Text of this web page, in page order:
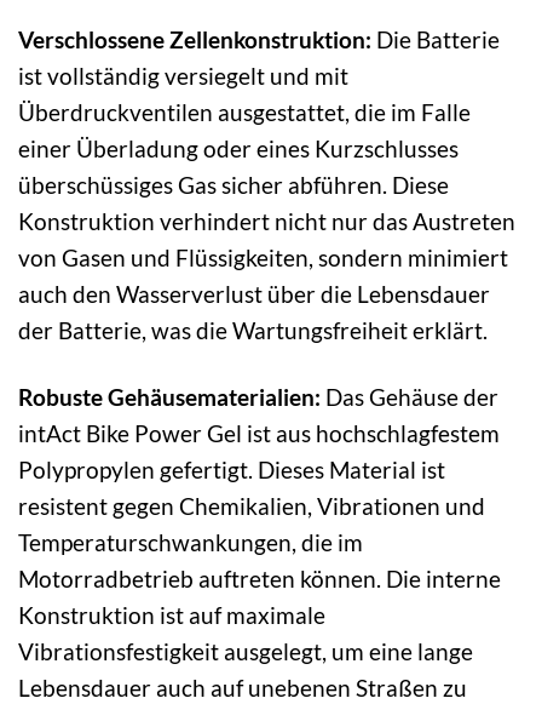
Verschlossene Zellenkonstruktion: Die Batterie
ist vollständig versiegelt und mit
Überdruckventilen ausgestattet, die im Falle
einer Überladung oder eines Kurzschlusses
überschüssiges Gas sicher abführen. Diese
Konstruktion verhindert nicht nur das Austreten
von Gasen und Flüssigkeiten, sondern minimiert
auch den Wasserverlust über die Lebensdauer
der Batterie, was die Wartungsfreiheit erklärt.
Robuste Gehäusematerialien: Das Gehäuse der
intAct Bike Power Gel ist aus hochschlagfestem
Polypropylen gefertigt. Dieses Material ist
resistent gegen Chemikalien, Vibrationen und
Temperaturschwankungen, die im
Motorradbetrieb auftreten können. Die interne
Konstruktion ist auf maximale
Vibrationsfestigkeit ausgelegt, um eine lange
Lebensdauer auch auf unebenen Straßen zu